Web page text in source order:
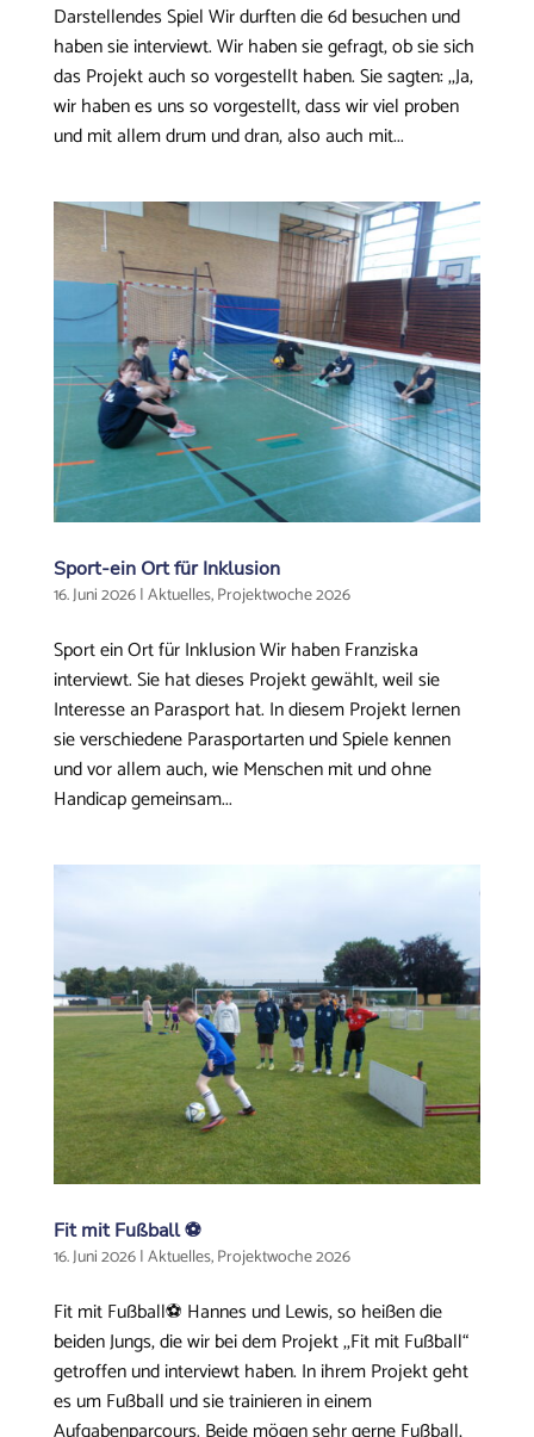
Darstellendes Spiel Wir durften die 6d besuchen und
haben sie interviewt. Wir haben sie gefragt, ob sie sich
das Projekt auch so vorgestellt haben. Sie sagten: ,,Ja,
wir haben es uns so vorgestellt, dass wir viel proben
und mit allem drum und dran, also auch mit...
Sport-ein Ort für Inklusion
16. Juni 2026|Aktuelles,Projektwoche 2026
Sport ein Ort für Inklusion Wir haben Franziska
interviewt. Sie hat dieses Projekt gewählt, weil sie
Interesse an Parasport hat. In diesem Projekt lernen
sie verschiedene Parasportarten und Spiele kennen
und vor allem auch, wie Menschen mit und ohne
Handicap gemeinsam...
Fit mit Fußball ⚽
16. Juni 2026|Aktuelles,Projektwoche 2026
Fit mit Fußball⚽ Hannes und Lewis, so heißen die
beiden Jungs, die wir bei dem Projekt ,,Fit mit Fußball“
getroffen und interviewt haben. In ihrem Projekt geht
es um Fußball und sie trainieren in einem